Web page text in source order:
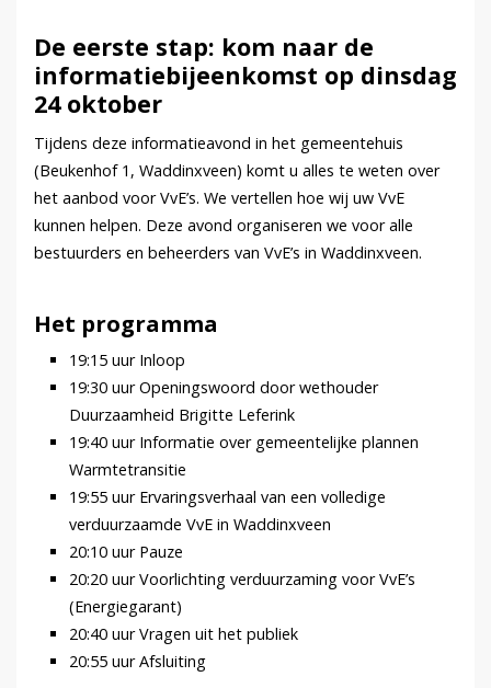
De eerste stap: kom naar de
informatiebijeenkomst op dinsdag
24 oktober
Tijdens deze informatieavond in het gemeentehuis
(Beukenhof 1, Waddinxveen) komt u alles te weten over
het aanbod voor VvE’s. We vertellen hoe wij uw VvE
kunnen helpen. Deze avond organiseren we voor alle
bestuurders en beheerders van VvE’s in Waddinxveen.
Het programma
19:15 uur Inloop
19:30 uur Openingswoord door wethouder
Duurzaamheid Brigitte Leferink
19:40 uur Informatie over gemeentelijke plannen
Warmtetransitie
19:55 uur Ervaringsverhaal van een volledige
verduurzaamde VvE in Waddinxveen
20:10 uur Pauze
20:20 uur Voorlichting verduurzaming voor VvE’s
(Energiegarant)
20:40 uur Vragen uit het publiek
20:55 uur Afsluiting